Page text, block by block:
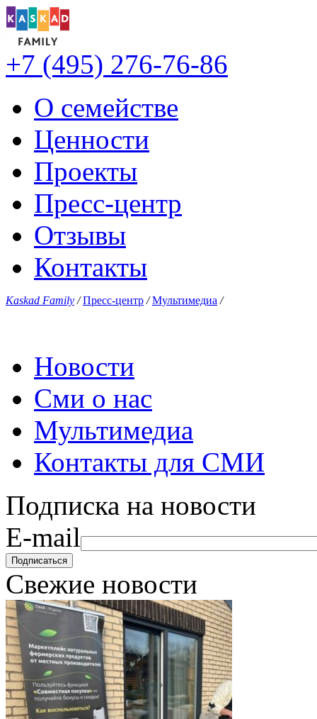
+7 (495) 276-76-86
О семействе
Ценности
Проекты
Пресс-центр
Отзывы
Контакты
Kaskad Family / Пресс-центр / Мультимедиа /
Новости
Сми о нас
Мультимедиа
Контакты для СМИ
Подписка на новости
E-mail
Свежие новости